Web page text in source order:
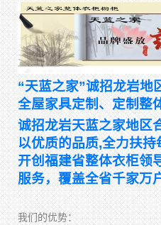
“天蓝之家”诚招龙岩地
全屋家具定制、定制整
诚招龙岩天蓝之家地区
以优质的品质,全力扶
开创福建省整体衣柜领
服务，覆盖全省千家万
我们的优势：